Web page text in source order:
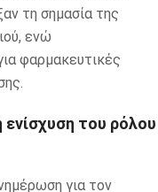
τη σημασία της
ενώ
φαρμακευτικές
ενίσχυση του ρόλου
για τον